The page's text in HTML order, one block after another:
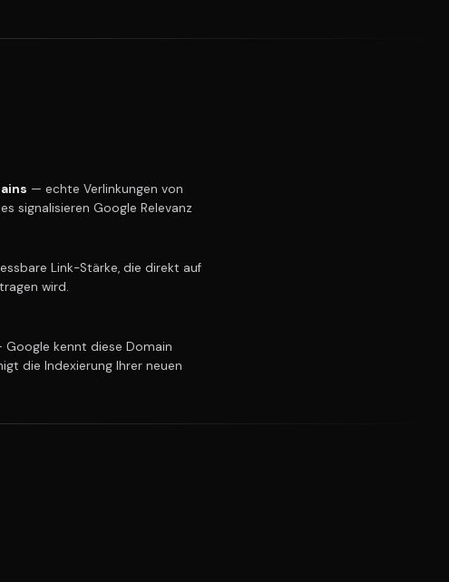
— echte Verlinkungen von
signalisieren Google Relevanz
Link-Stärke, die direkt auf
wird.
Google kennt diese Domain
die Indexierung Ihrer neuen